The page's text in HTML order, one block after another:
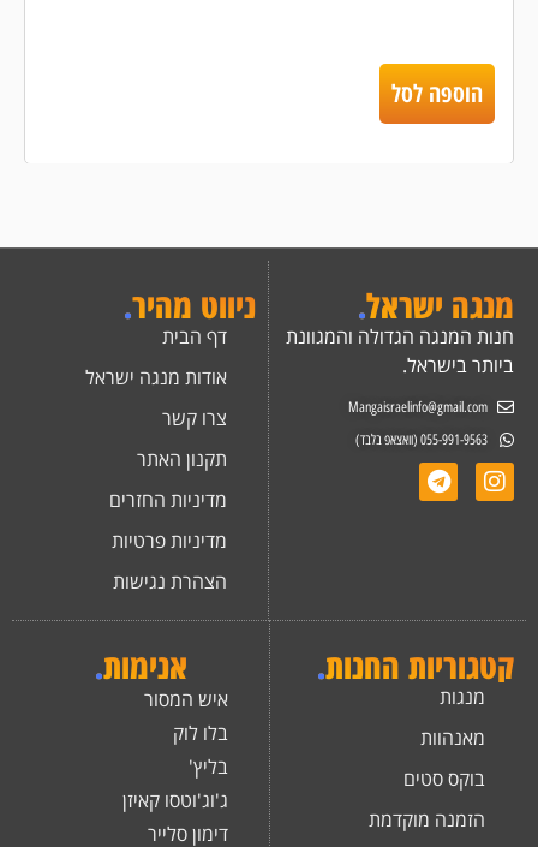
הוספה לסל
מנגה ישראל.
חנות המנגה הגדולה והמגוונת
ביותר בישראל.
Mangaisraelinfo@gmail.com
055-991-9563 (וואצאפ בלבד)
ניווט מהיר.
דף הבית
אודות מנגה ישראל
צרו קשר
תקנון האתר
מדיניות החזרים
מדיניות פרטיות
הצהרת נגישות
קטגוריות החנות.
מנגות
מאנהוות
בוקס סטים
הזמנה מוקדמת
אנימות.
איש המסור
בלו לוק
בליץ'
ג'וג'וטסו קאיזן
דימון סלייר